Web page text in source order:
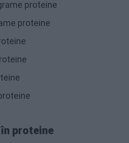
proteine
proteine
proteine